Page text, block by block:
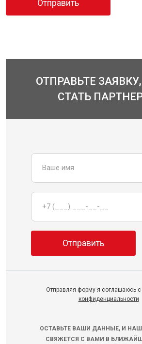
ОТПРАВЬТЕ
СТАТЬ
ОСТАВЬТЕ ВАШИ ДАННЫЕ, И
СВЯЖЕТСЯ С ВАМИ В
Отправляя форму я соглашаюсь с
конфиденциальности